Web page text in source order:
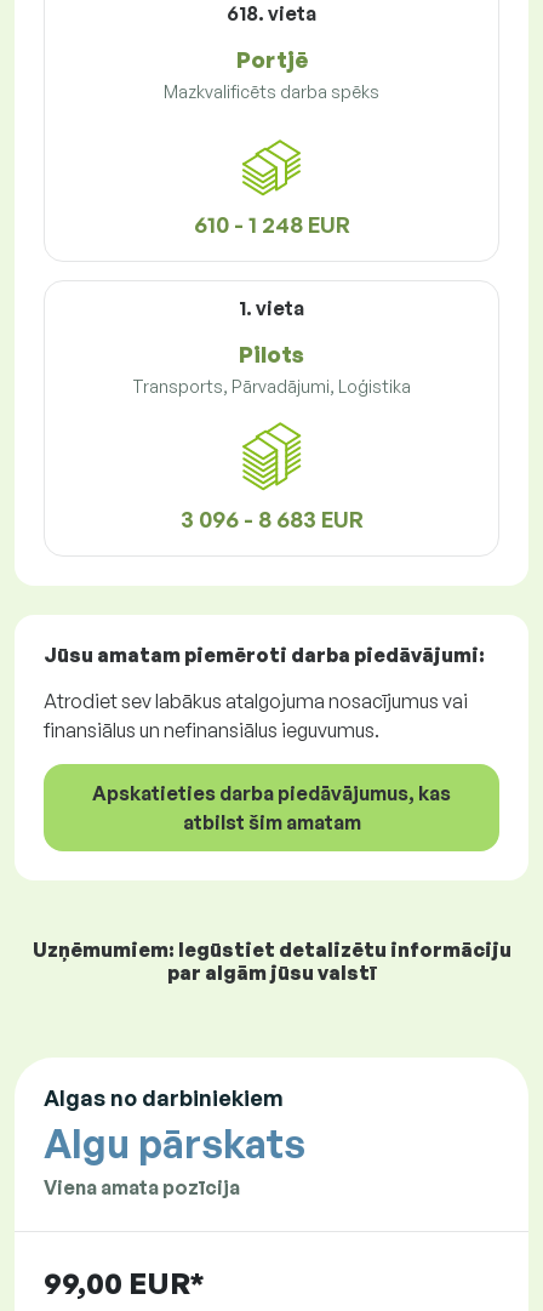
618. vieta
Portjē
Mazkvalificēts darba spēks
610 - 1 248 EUR
1. vieta
Pilots
Transports, Pārvadājumi, Loģistika
3 096 - 8 683 EUR
Jūsu amatam piemēroti darba piedāvājumi:
Atrodiet sev labākus atalgojuma nosacījumus vai
finansiālus un nefinansiālus ieguvumus.
Apskatieties darba piedāvājumus, kas
atbilst šim amatam
Uzņēmumiem: Iegūstiet detalizētu informāciju
par algām jūsu valstī
Algas no darbiniekiem
Algu pārskats
Viena amata pozīcija
99,00 EUR*